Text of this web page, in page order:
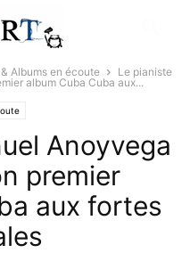
Albums en écoute
Le pianiste
album Cuba Cuba aux...
Anoyvega
premier
aux fortes